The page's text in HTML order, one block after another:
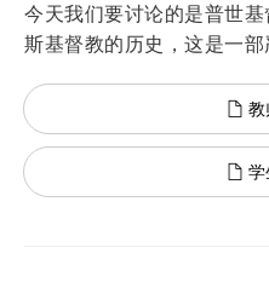
今天我们要讨论的是普世
斯基督教的历史，这是一部
教
学